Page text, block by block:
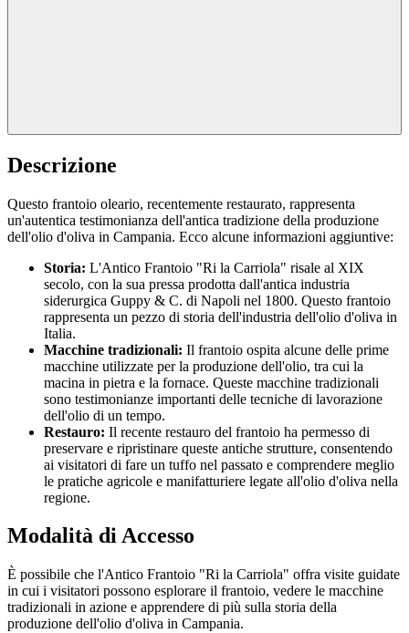
Descrizione
Questo frantoio oleario, recentemente restaurato, rappresenta
un'autentica testimonianza dell'antica tradizione della produzione
dell'olio d'oliva in Campania. Ecco alcune informazioni aggiuntive:
Storia: L'Antico Frantoio "Ri la Carriola" risale al XIX
secolo, con la sua pressa prodotta dall'antica industria
siderurgica Guppy & C. di Napoli nel 1800. Questo frantoio
rappresenta un pezzo di storia dell'industria dell'olio d'oliva in
Italia.
Macchine tradizionali: Il frantoio ospita alcune delle prime
macchine utilizzate per la produzione dell'olio, tra cui la
macina in pietra e la fornace. Queste macchine tradizionali
sono testimonianze importanti delle tecniche di lavorazione
dell'olio di un tempo.
Restauro: Il recente restauro del frantoio ha permesso di
preservare e ripristinare queste antiche strutture, consentendo
ai visitatori di fare un tuffo nel passato e comprendere meglio
le pratiche agricole e manifatturiere legate all'olio d'oliva nella
regione.
Modalità di Accesso
È possibile che l'Antico Frantoio "Ri la Carriola" offra visite guidate
in cui i visitatori possono esplorare il frantoio, vedere le macchine
tradizionali in azione e apprendere di più sulla storia della
produzione dell'olio d'oliva in Campania.